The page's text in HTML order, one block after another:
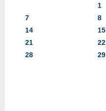
1
7
8
14
15
21
22
28
29